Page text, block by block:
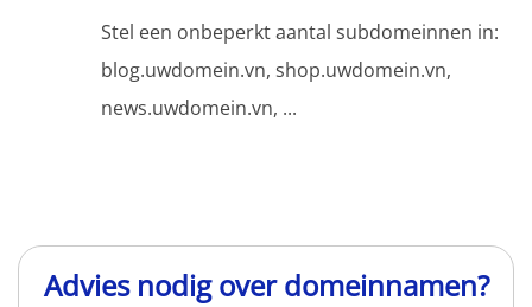
Stel een onbeperkt aantal subdomeinnen in:
blog.uwdomein.vn, shop.uwdomein.vn,
news.uwdomein.vn, ...
Advies nodig over domeinnamen?